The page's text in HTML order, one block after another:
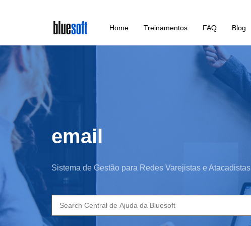
main
content
Home Treinamentos FAQ Blog
email
Sistema de Gestão para Redes Varejistas e Atacadistas
Search
for: